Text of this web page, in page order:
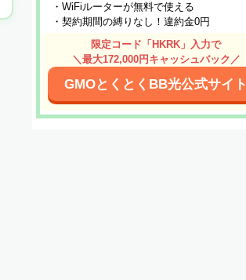
・WiFiルーターが無料で使える
・契約期間の縛りなし！違約金0円
限定コード「HKRK」入力で
＼最大172,000円キャッシュバック／
GMOとくとくBB光公式サイト